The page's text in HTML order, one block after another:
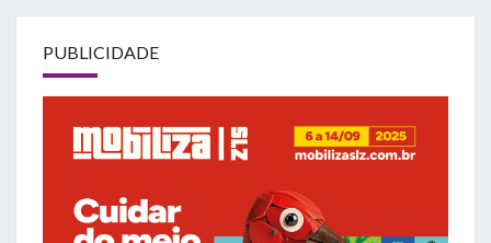
PUBLICIDADE